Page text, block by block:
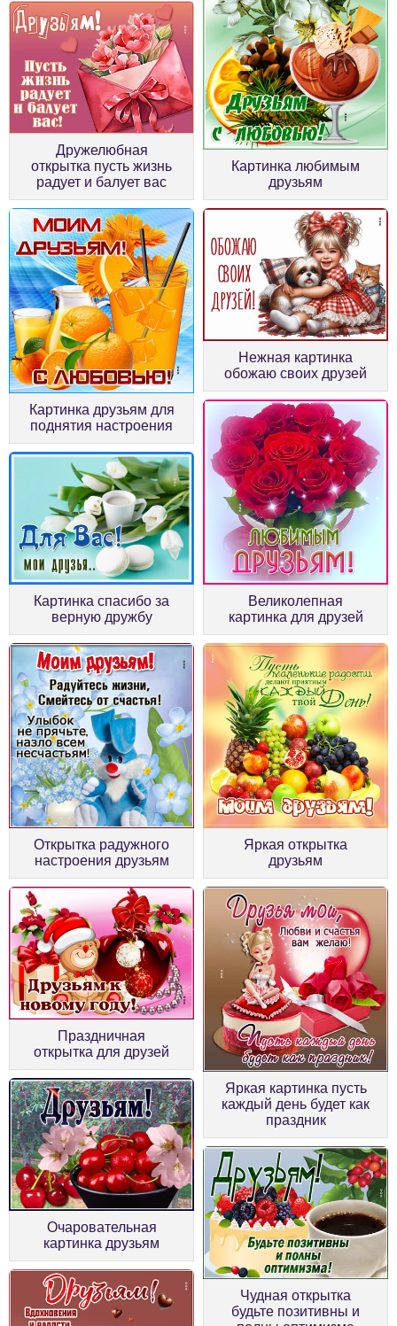
Дружелюбная
открытка пусть жизнь
радует и балует вас
Картинка любимым
друзьям
Картинка друзьям для
поднятия настроения
Нежная картинка
обожаю своих друзей
Картинка спасибо за
верную дружбу
Великолепная
картинка для друзей
Открытка радужного
настроения друзьям
Яркая открытка
друзьям
Праздничная
открытка для друзей
Яркая картинка пусть
каждый день будет как
праздник
Очаровательная
картинка друзьям
Чудная открытка
будьте позитивны и